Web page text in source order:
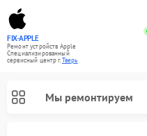
FIX-APPLE
Ремонт устройств Apple
Специализированный
cервисный центр г.Тверь
Мы ремонтируем